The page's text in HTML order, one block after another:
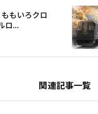
もいろクロ
ロ...
関連記事一覧